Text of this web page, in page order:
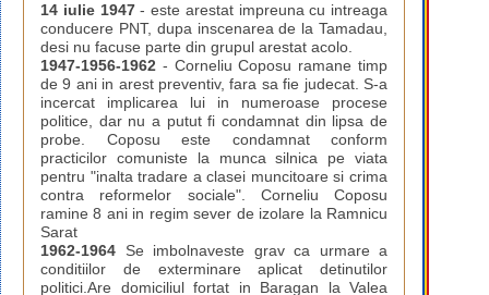
14 iulie 1947- este arestat impreuna cu intreaga
conducere PNT, dupa inscenarea de la Tamadau,
desi nu facuse parte din grupul arestat acolo.
1947-1956-1962 - Corneliu Coposu ramane timp
de 9 ani in arest preventiv, fara sa fie judecat. S-a
incercat implicarea lui in numeroase procese
politice, dar nu a putut fi condamnat din lipsa de
probe. Coposu este condamnat conform
practicilor comuniste la munca silnica pe viata
pentru "inalta tradare a clasei muncitoare si crima
contra reformelor sociale". Corneliu Coposu
ramine 8 ani in regim sever de izolare la Ramnicu
Sarat
1962-1964 Se imbolnaveste grav ca urmare a
conditiilor de exterminare aplicat detinutilor
politici.Are domiciliul fortat in Baragan la Valea